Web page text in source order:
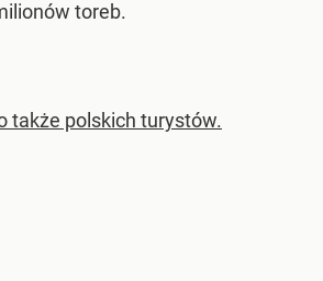
toreb.
także polskich turystów.